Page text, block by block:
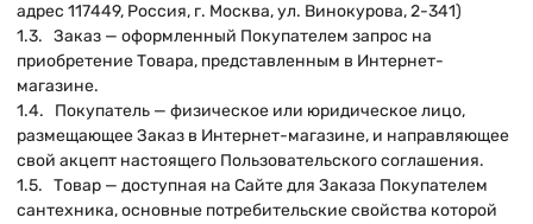
адрес 117449, Россия, г. Москва, ул. Винокурова, 2-341)
1.3. Заказ — оформленный Покупателем запрос на
приобретение Товара, представленным в Интернет-
магазине.
1.4. Покупатель — физическое или юридическое лицо,
размещающее Заказ в Интернет-магазине, и направляющее
свой акцепт настоящего Пользовательского соглашения.
1.5. Товар — доступная на Сайте для Заказа Покупателем
сантехника, основные потребительские свойства которой